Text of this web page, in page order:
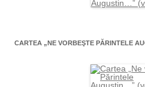
CARTEA „NE VORBEŞTE PĂRINTELE